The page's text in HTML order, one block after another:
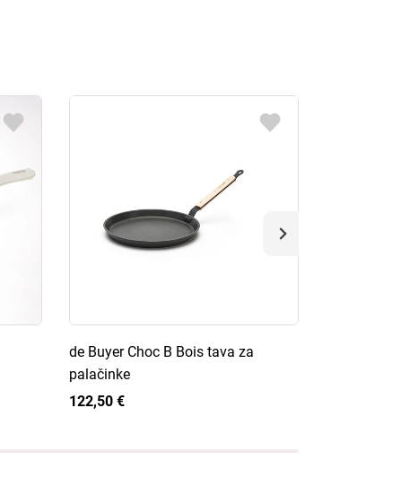
de Buyer Choc B Bois tava za
palačinke
122,50 €